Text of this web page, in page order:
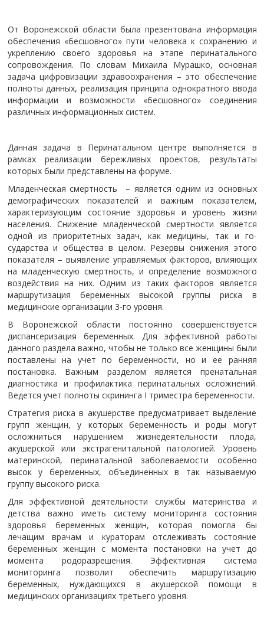
От Воронежской области была презентована информация
обеспечения «бесшовного» пути человека к сохранению и
укреплению своего здоровья на этапе перинатального
сопровождения. По словам Михаила Мурашко, основная
задача цифровизации здравоохранения – это обеспечение
полноты данных, реализация принципа однократного ввода
информации и возможности «бесшовного» соединения
различных информационных систем.
Данная задача в Перинатальном центре выполняется в
рамках реализации бережливых проектов, результаты
которых были представлены на форуме.
Младенческая смертность – является одним из основных
демографических показателей и важным показателем,
характеризующим состо­яние здоровья и уровень жизни
населения. Сни­жение младенческой смертности является
одной из приоритетных задач, как медицины, так и го­
сударства и общества в целом. Резервы снижения этого
показателя – выявление управляемых фак­торов, влияющих
на младенческую смертность, и определение возможного
воздействия на них. Одним из таких факторов является
маршрутиза­ция беременных высокой группы риска в
медицинские организации 3-го уровня.
В Воронежской области постоянно совершенствуется
диспансеризация беременных. Для эффективной работы
данного раздела важно, чтобы не только все женщины были
поставлены на учет по беременности, но и ее ранняя
постановка. Важным разделом является пренатальная
диагностика и профилактика перинатальных осложнений.
Ведется учет полноты скрининга I триместра беременности.
Стратегия риска в акушерстве предусматривает выделение
групп женщин, у которых беременность и роды могут
осложниться нарушением жизнедеятельности плода,
акушерской или экстрагенитальной патологией. Уровень
материнской, перинатальной заболеваемости особенно
высок у беременных, объединенных в так называемую
группу высокого риска.
Для эффективной деятельности службы материнства и
детства важно иметь систему мониторинга состояния
здоровья беременных женщин, которая помогла бы
лечащим врачам и кураторам отслеживать состояние
беременных женщин с момента постановки на учет до
момента родоразрешения. Эффективная система
мониторинга позволит обеспечить маршрутизацию
беременных, нуждающихся в акушерской помощи в
медицинских организациях третьего уровня.